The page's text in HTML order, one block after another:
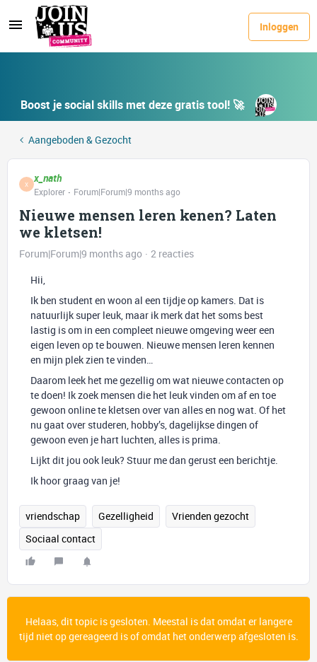
Inloggen
Boost je social skills met deze gratis tool! 🚀
Aangeboden & Gezocht
X x_nath
Explorer Forum|Forum|9 months ago
Nieuwe mensen leren kenen? Laten
we kletsen!
Forum|Forum|9 months ago
2 reacties
Hii,
Ik ben student en woon al een tijdje op kamers. Dat is
natuurlijk super leuk, maar ik merk dat het soms best
lastig is om in een compleet nieuwe omgeving weer een
eigen leven op te bouwen. Nieuwe mensen leren kennen
en mijn plek zien te vinden…
Daarom leek het me gezellig om wat nieuwe contacten op
te doen! Ik zoek mensen die het leuk vinden om af en toe
gewoon online te kletsen over van alles en nog wat. Of het
nu gaat over studeren, hobby’s, dagelijkse dingen of
gewoon even je hart luchten, alles is prima.
Lijkt dit jou ook leuk? Stuur me dan gerust een berichtje.
Ik hoor graag van je!
vriendschap Gezelligheid
Vrienden gezocht
Sociaal contact
Helaas, dit topic is gesloten. Meestal is dat omdat er langere
tijd niet op gereageerd is of omdat het onderwerp afgesloten is.